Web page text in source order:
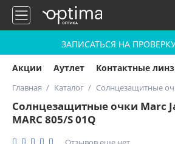
ЗАПИСАТЬСЯ НА
Акции Аутлет Контактные
Главная Каталог Солнцезащитные
Солнцезащитные очки Marc
MARC 805/S 01Q